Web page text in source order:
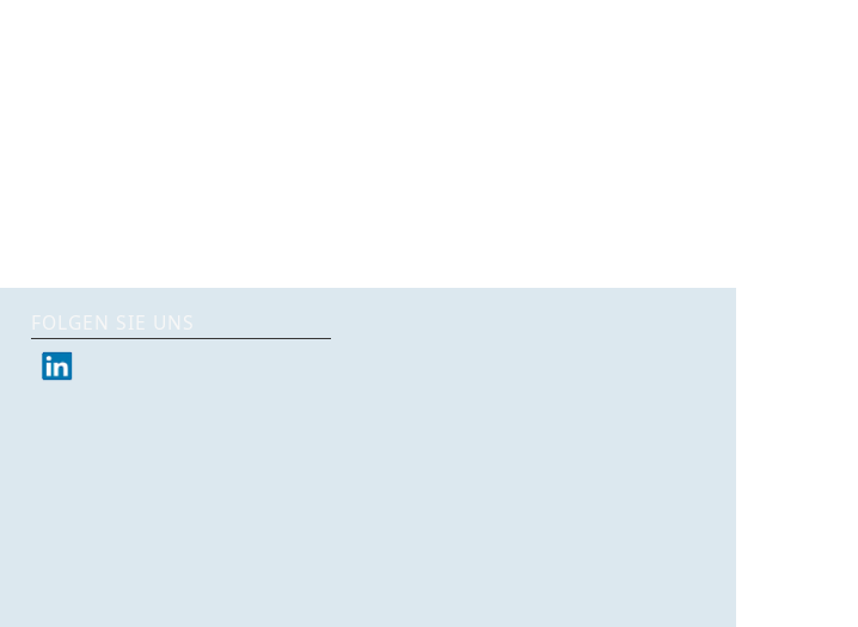
FOLGEN SIE UNS